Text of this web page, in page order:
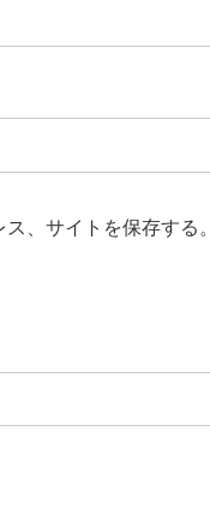
、サイトを保存する。